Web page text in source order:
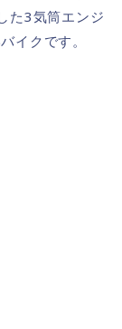
た3気筒エンジ
イクです。